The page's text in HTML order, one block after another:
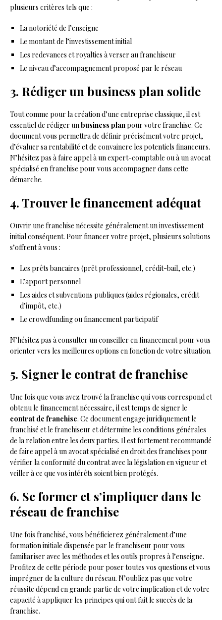
plusieurs critères tels que :
La notoriété de l’enseigne
Le montant de l’investissement initial
Les redevances et royalties à verser au franchiseur
Le niveau d’accompagnement proposé par le réseau
3. Rédiger un business plan solide
Tout comme pour la création d’une entreprise classique, il est
essentiel de rédiger un business planpour votre franchise. Ce
document vous permettra de définir précisément votre projet,
d’évaluer sa rentabilité et de convaincre les potentiels financeurs.
N’hésitez pas à faire appel à un expert-comptable ou à un avocat
spécialisé en franchise pour vous accompagner dans cette
démarche.
4. Trouver le financement adéquat
Ouvrir une franchise nécessite généralement un investissement
initial conséquent. Pour financer votre projet, plusieurs solutions
s’offrent à vous :
Les prêts bancaires (prêt professionnel, crédit-bail, etc.)
L’apport personnel
Les aides et subventions publiques (aides régionales, crédit
d’impôt, etc.)
Le crowdfunding ou financement participatif
N’hésitez pas à consulter un conseiller en financement pour vous
orienter vers les meilleures options en fonction de votre situation.
5. Signer le contrat de franchise
Une fois que vous avez trouvé la franchise qui vous correspond et
obtenu le financement nécessaire, il est temps de signer le
contrat de franchise. Ce document engage juridiquement le
franchisé et le franchiseur et détermine les conditions générales
de la relation entre les deux parties. Il est fortement recommandé
de faire appel à un avocat spécialisé en droit des franchises pour
vérifier la conformité du contrat avec la législation en vigueur et
veiller à ce que vos intérêts soient bien protégés.
6. Se former et s’impliquer dans le
réseau de franchise
Une fois franchisé, vous bénéficierez généralement d’une
formation initiale dispensée par le franchiseur pour vous
familiariser avec les méthodes et les outils propres à l’enseigne.
Profitez de cette période pour poser toutes vos questions et vous
imprégner de la culture du réseau. N’oubliez pas que votre
réussite dépend en grande partie de votre implication et de votre
capacité à appliquer les principes qui ont fait le succès de la
franchise.